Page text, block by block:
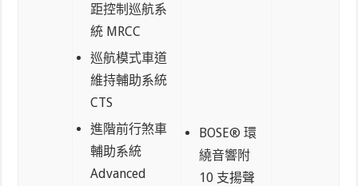
距控制巡航系
統 MRCC
巡航模式車道
維持輔助系統
CTS
進階前行煞車
輔助系統
Advanced
BOSE® 環
繞音響附
10 支揚聲